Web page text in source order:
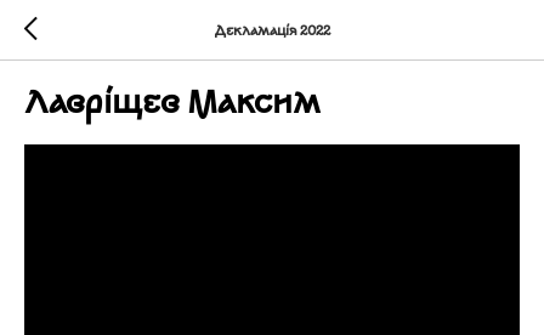
Декламація 2022
Лавріщев Максим